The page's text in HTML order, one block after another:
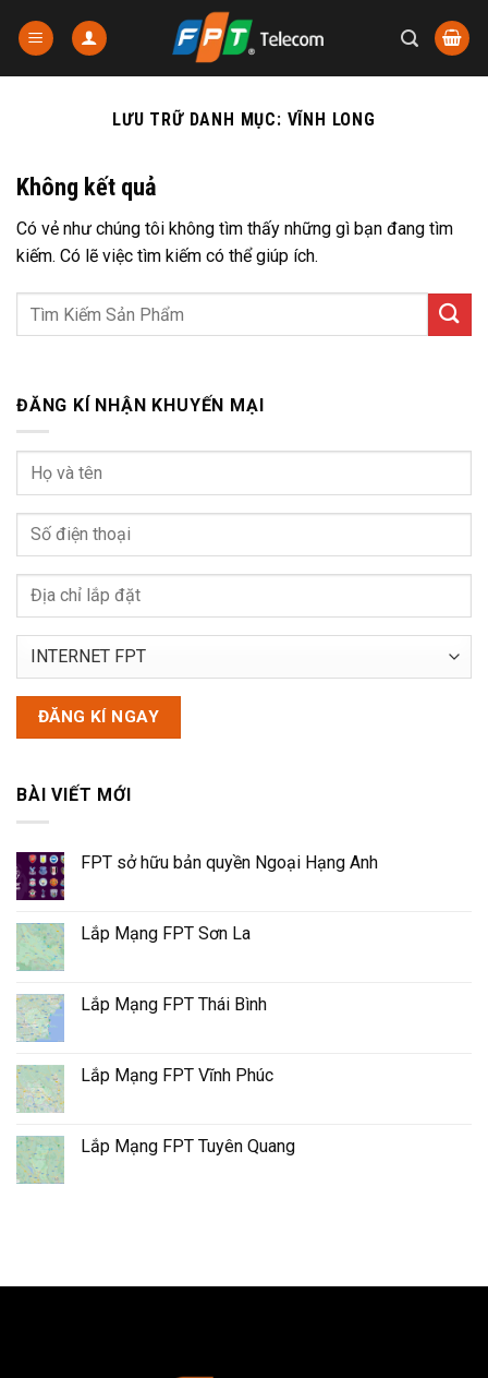
đến
LƯU TRỮ DANH MỤC: VĨNH LONG
Không kết quả
Có vẻ như chúng tôi không tìm thấy những gì bạn đang tìm
kiếm. Có lẽ việc tìm kiếm có thể giúp ích.
ĐĂNG KÍ NHẬN KHUYẾN MẠI
BÀI VIẾT MỚI
FPT sở hữu bản quyền Ngoại Hạng Anh
Lắp Mạng FPT Sơn La
Lắp Mạng FPT Thái Bình
Lắp Mạng FPT Vĩnh Phúc
Lắp Mạng FPT Tuyên Quang